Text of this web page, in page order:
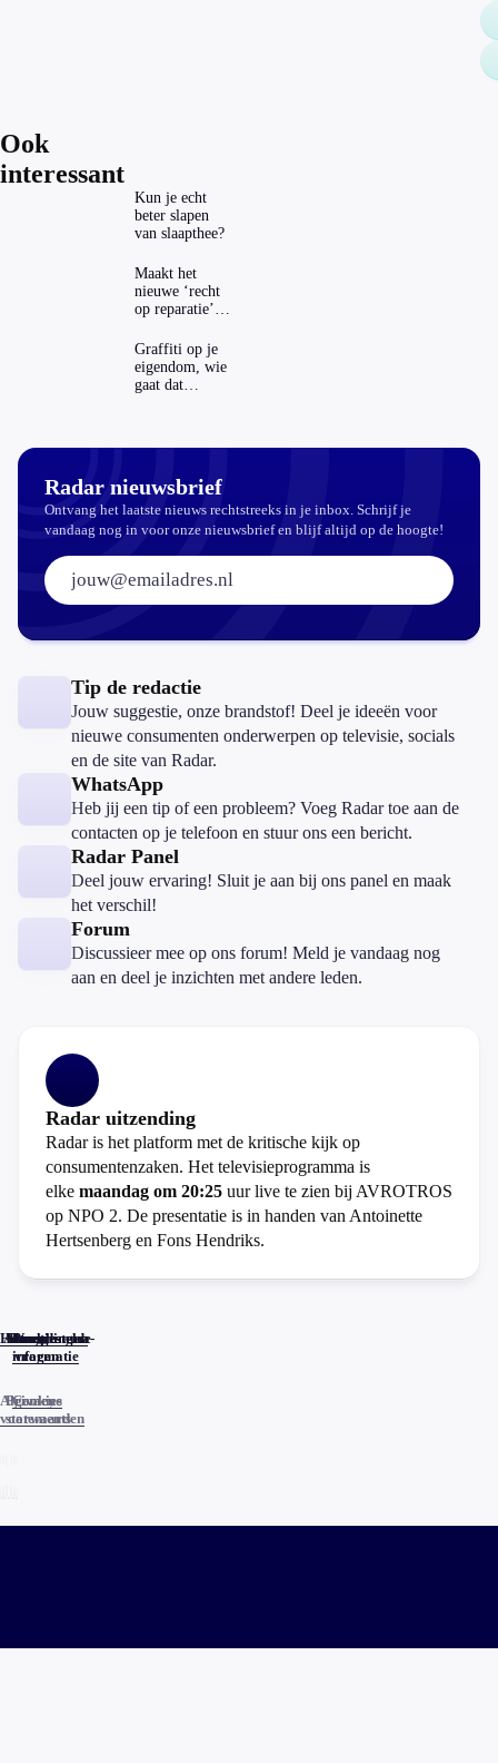
Ook
interessant
Kun je echt
beter slapen
van slaapthee?
Maakt het
nieuwe ‘recht
op reparatie’
echt
aantrekkelijker?
Graffiti op je
eigendom, wie
gaat dat
Radar nieuwsbrief
Ontvang het laatste nieuws rechtstreeks in je inbox. Schrijf je
vandaag nog in voor onze nieuwsbrief en blijf altijd op de hoogte!
E-mailadres:
Tip de redactie
Jouw suggestie, onze brandstof! Deel je ideeën voor
nieuwe consumenten onderwerpen op televisie, socials
en de site van Radar.
WhatsApp
Heb jij een tip of een probleem? Voeg Radar toe aan de
contacten op je telefoon en stuur ons een bericht.
Radar Panel
Deel jouw ervaring! Sluit je aan bij ons panel en maak
het verschil!
Forum
Discussieer mee op ons forum! Meld je vandaag nog
aan en deel je inzichten met andere leden.
Radar uitzending
Radar is het platform met de kritische kijk op
consumentenzaken. Het televisieprogramma is
elke maandag om 20:25 uur live te zien bij AVROTROS
op NPO 2. De presentatie is in handen van Antoinette
Hertsenberg en Fons Hendriks.
Home
Actueel
Uitzendingen
Reacties
Programma-
informatie
Veelgestelde
vragen
Algemene
voorwaarden
Privacy
statements
Cookies